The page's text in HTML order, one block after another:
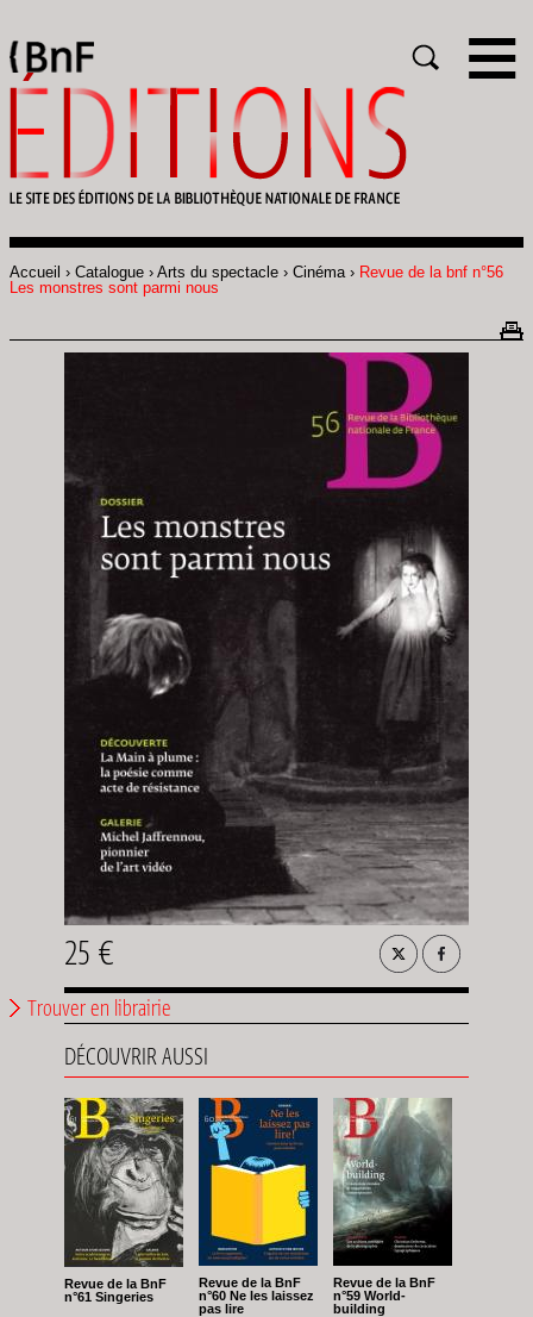
Fil
Accueil Catalogue Arts du spectacle Cinéma
Revue de la bnf n°56
Les monstres sont parmi nous
25 €
Trouver en librairie
DÉCOUVRIR AUSSI
Revue de la BnF
n°61 Singeries
Revue de la BnF
n°60 Ne les laissez
pas lire
Revue de la BnF
n°59 World-
building